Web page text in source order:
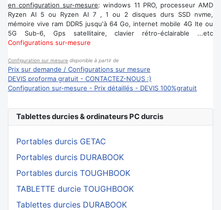
Tablettes durcies & ordinateurs PC durcis
Portables durcis GETAC
Portables durcis DURABOOK
Portables durcis TOUGHBOOK
TABLETTE durcie TOUGHBOOK
Tablettes durcies DURABOOK
en configuration sur-mesure: windows 11 PRO, processeur AMD
Ryzen AI 5 ou Ryzen AI 7 , 1 ou 2 disques durs SSD nvme,
mémoire vive ram DDR5 jusqu'à 64 Go, internet mobile 4G lte ou
5G Sub-6, Gps satellitaire, clavier rétro-éclairable ...etc
Configurations sur-mesure
Configuration sur mesure disponible à partir de
Prix sur demande / Configurations sur mesure
DEVIS proforma gratuit - CONTACTEZ-NOUS :)
Configuration sur-mesure - Prix détaillés - DEVIS 100%gratuit